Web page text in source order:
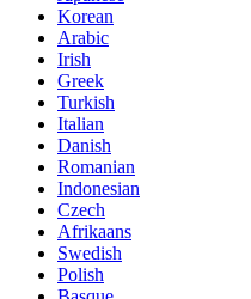
Korean
Arabic
Irish
Greek
Turkish
Italian
Danish
Romanian
Indonesian
Czech
Afrikaans
Swedish
Polish